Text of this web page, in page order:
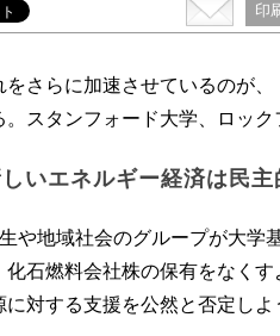
印
さらに加速させているのが、
。スタンフォード大学、ロッ
いエネルギー経済は民主
や地域社会のグループが大学
化石燃料会社株の保有をなく
に対する支援を公然と否定し